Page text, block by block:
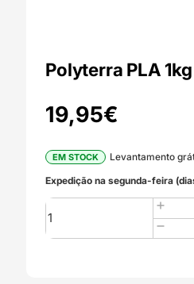
Polyterra PLA
19,95€
EM STOCK
Levantamento
Expedição na segunda-feira
Quantidade
de
Polyterra